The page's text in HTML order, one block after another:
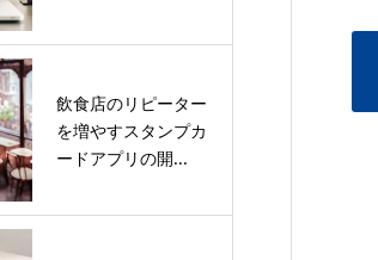
飲食店のリピーター
を増やすスタンプカ
ードアプリの開...